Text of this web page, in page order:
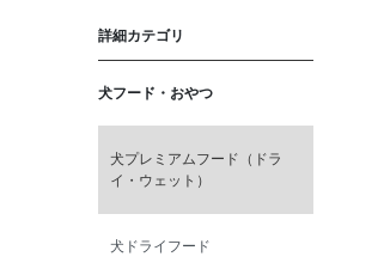
詳細カテゴリ
犬フード・おやつ
犬プレミアムフード（ドラ
イ・ウェット）
犬ドライフード